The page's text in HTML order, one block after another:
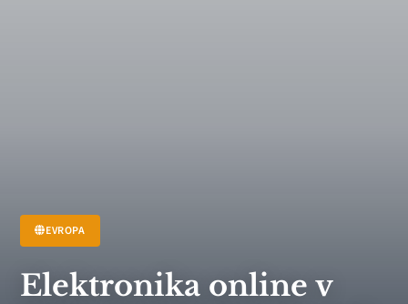
EVROPA
Elektronika online v